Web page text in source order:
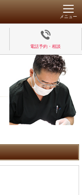
メニュー
電話予約・相談